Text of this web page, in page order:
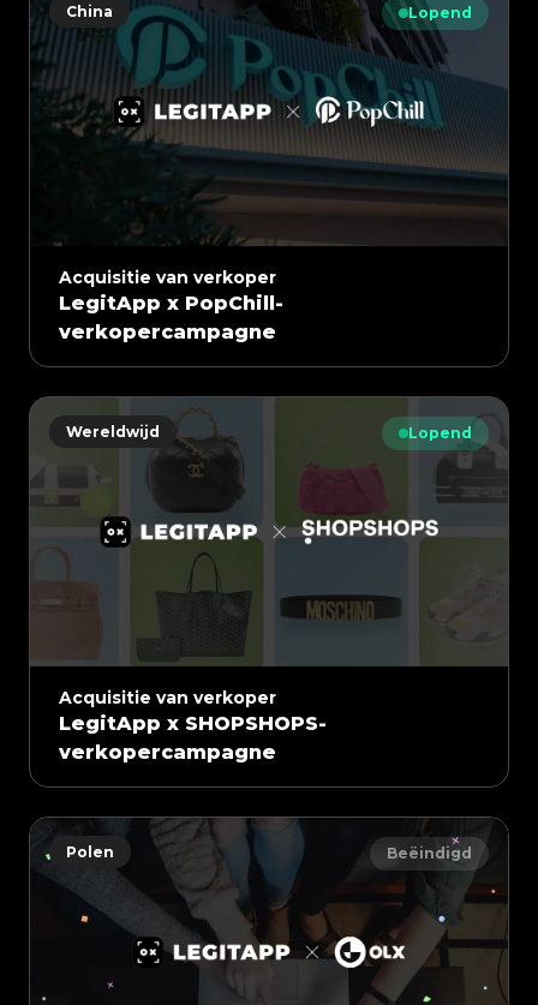
China Lopend
Acquisitie van verkoper
LegitApp x PopChill-
verkopercampagne
Wereldwijd Lopend
Acquisitie van verkoper
LegitApp x SHOPSHOPS-
verkopercampagne
Polen Beëindigd